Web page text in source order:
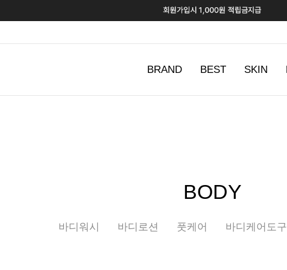
BRAND BEST SKIN
BODY
바디워시 바디로션 풋케어 바디케어도구